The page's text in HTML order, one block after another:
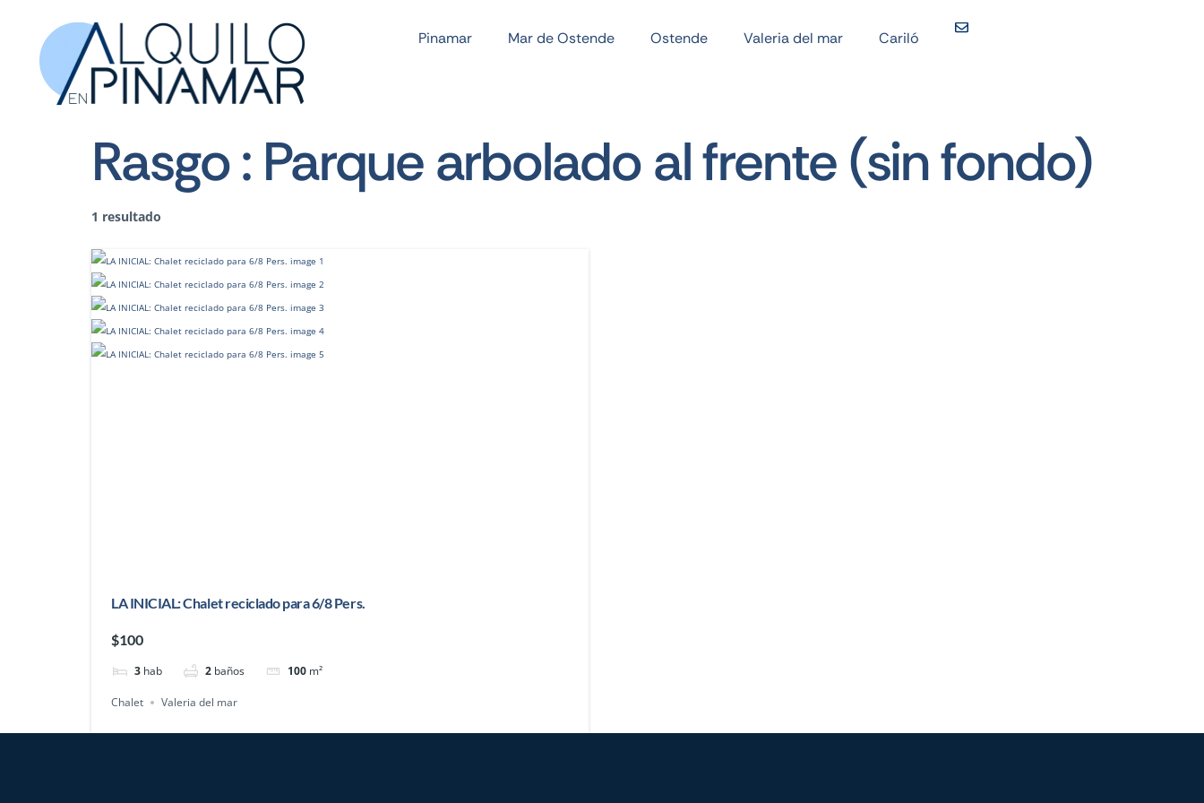
Pinamar Mar de Ostende Ostende Valeria del mar Cariló
Rasgo : Parque arbolado al frente (sin fondo)
1 resultado
LA INICIAL: Chalet reciclado para 6/8 Pers.
$100
3 hab 2 baños 100 m²
Chalet Valeria del mar